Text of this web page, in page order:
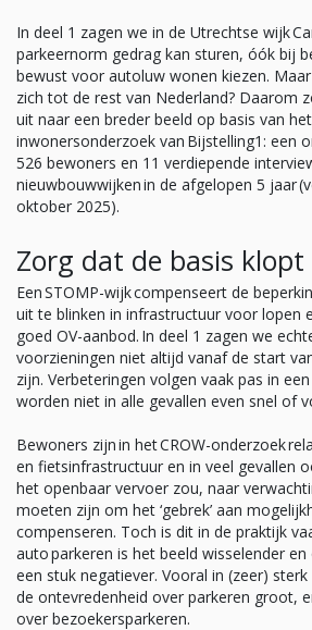
In deel 1 zagen we in de Utrechtse wijk
parkeernorm gedrag kan sturen, óók bij
bewust voor autoluw wonen kiezen.
zich tot de rest van Nederland? Daarom
uit naar een breder beeld op basis van
inwonersonderzoek van Bijstelling1 : een
526 bewoners en 11 verdiepende
nieuwbouwwijken in de afgelopen 5 jaar
oktober 2025).
Zorg dat de basis klopt
Een STOMP-wijk compenseert de
uit te blinken in infrastructuur voor lopen
goed OV-aanbod. In deel 1 zagen we
voorzieningen niet altijd vanaf de start
zijn. Verbeteringen volgen vaak pas in
worden niet in alle gevallen even snel of
Bewoners zijn in het CROW-onderzoek
en fietsinfrastructuur en in veel gevallen
het openbaar vervoer zou, naar
moeten zijn om het ‘gebrek’ aan
compenseren. Toch is dit in de praktijk
auto parkeren is het beeld wisselender
een stuk negatiever. Vooral in (zeer)
de ontevredenheid over parkeren groot,
over bezoekersparkeren.